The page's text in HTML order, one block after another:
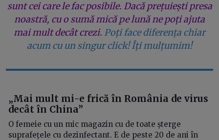
sunt cei care le fac posibile. Dacă prețuiești presa
noastră, cu o sumă mică pe lună ne poți ajuta
mai mult decât crezi. Poți face diferența chiar
acum cu un singur click! Îți mulțumim!
„Mai mult mi-e frică în România de virus
decât în China”
O femeie cu un mic magazin cu de toate șterge
suprafețele cu dezinfectant. E de peste 20 de ani în